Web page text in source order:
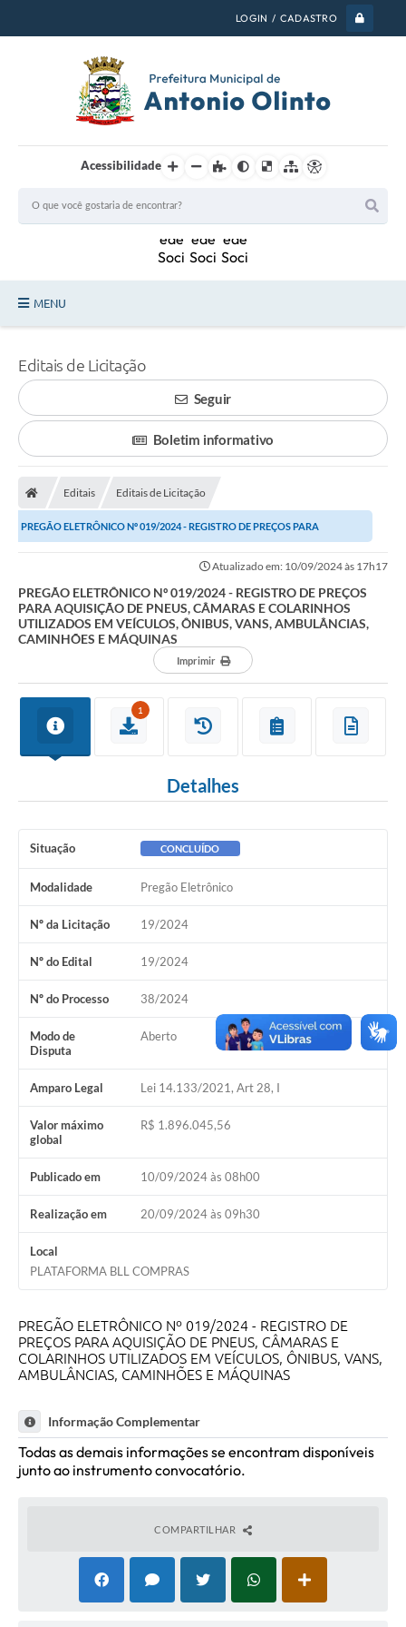
LOGIN / CADASTRO
Acessibilidade
MENU
Legislação
Secretarias
A Nossa Cidade
Transparência
Diário Oficial
PSS 2025
Perguntas Frequentes
Transparencia publica Agro Olinto
Plano de Saneamento Básico
Programa para Cotações de Preços
Carta de serviço ao usuario
Leis
PPA 2026-2029
Protocolo
Informação ao Cidadão
IPTU
Plano de Governo
Principal
Galeria de Fotos
Contratos
Arquivos para Download
Editais de Licitação
Seguir
Boletim informativo
Editais Editais de Licitação
PREGÃO ELETRÔNICO Nº 019/2024 - REGISTRO DE PREÇOS PARA
AQUISIÇÃO DE PNEUS, CÂMARAS E COLARINHOS UTILIZADOS...
Atualizado em: 10/09/2024 às 17h17
PREGÃO ELETRÔNICO Nº 019/2024 - REGISTRO DE PREÇOS
PARA AQUISIÇÃO DE PNEUS, CÂMARAS E COLARINHOS
UTILIZADOS EM VEÍCULOS, ÔNIBUS, VANS, AMBULÂNCIAS,
CAMINHÕES E MÁQUINAS
Imprimir
1
Detalhes
Situação CONCLUÍDO
Modalidade Pregão Eletrônico
Nº da Licitação 19/2024
Nº do Edital 19/2024
Nº do Processo 38/2024
Modo de
Disputa
Aberto
Amparo Legal Lei 14.133/2021, Art 28, I
Valor máximo
global
R$ 1.896.045,56
Publicado em 10/09/2024 às 08h00
Realização em 20/09/2024 às 09h30
Local
PLATAFORMA BLL COMPRAS
PREGÃO ELETRÔNICO Nº 019/2024 - REGISTRO DE
PREÇOS PARA AQUISIÇÃO DE PNEUS, CÂMARAS E
COLARINHOS UTILIZADOS EM VEÍCULOS, ÔNIBUS, VANS,
AMBULÂNCIAS, CAMINHÕES E MÁQUINAS
Informação Complementar
Todas as demais informações se encontram disponíveis
junto ao instrumento convocatório.
COMPARTILHAR